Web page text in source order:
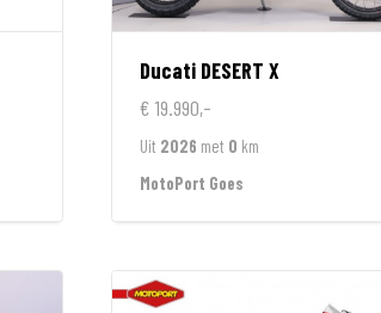
Ducati DESERT X
€ 19.990,-
Uit 2026 met 0 km
MotoPort Goes